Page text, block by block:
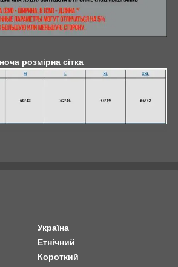
розмірна сітка
Україна
Етнічний
Короткий